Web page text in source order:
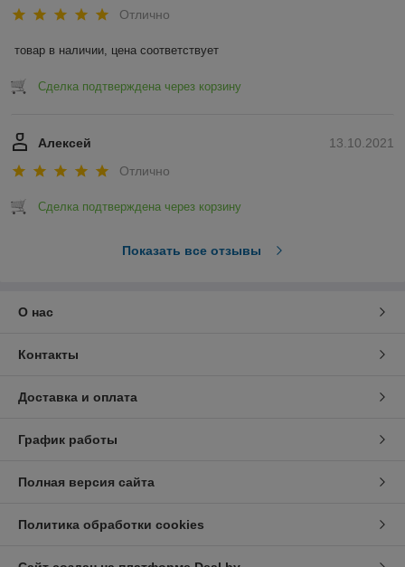
Отлично
товар в наличии, цена соответствует
Сделка подтверждена через корзину
13.10.2021
Алексей
Отлично
Сделка подтверждена через корзину
Показать все отзывы
О нас
Контакты
Доставка и оплата
График работы
Полная версия сайта
Политика обработки cookies